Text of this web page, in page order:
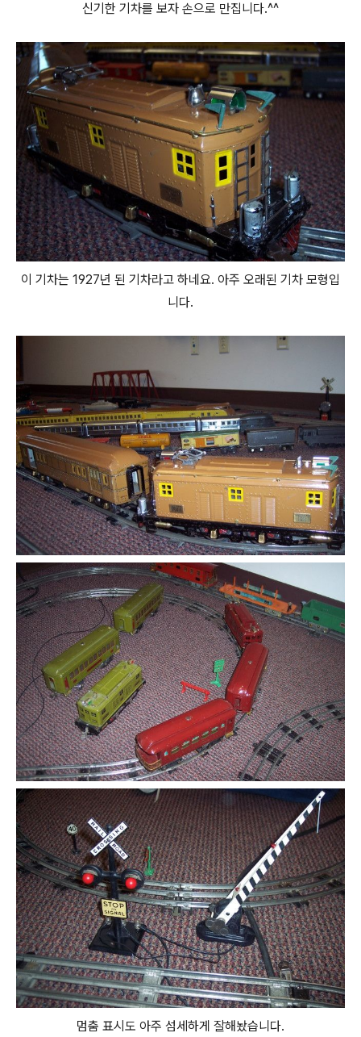
신기한 기차를 보자 손으로 만집니다.^^
이 기차는 1927년 된 기차라고 하네요. 아주 오래된 기차 모형입
니다.
멈춤 표시도 아주 섬세하게 잘해놨습니다.